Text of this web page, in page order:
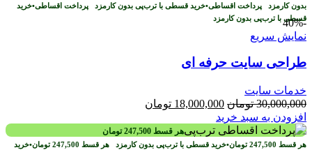
بدون کارمزد پرداخت اقساطی•خرید قسطی با ترب‌پی بدون کارمزد پرداخت اقساطی•خرید
قسطی با ترب‌پی بدون کارمزد
-40%
نمایش سریع
طراحی سایت حرفه ای
خدمات سایت
30,000,000 تومان قیمت
اصلی
30,000,000 تومان
بود.
18,000,000 تومان
است.
افزودن به سبد خرید
هر قسط 247,500 تومان
هر قسط 247,500 تومان•خرید قسطی با ترب‌پی بدون کارمزد هر قسط 247,500 تومان•خرید